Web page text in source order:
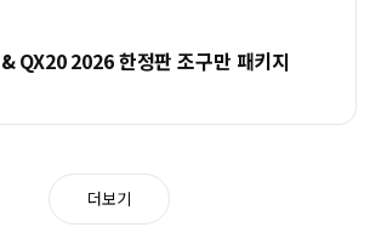
QX20 2026 한정판 조구만 패키지
더보기